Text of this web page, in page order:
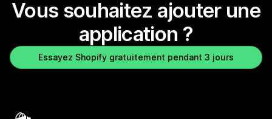
Vous souhaitez ajouter une
application ?
Essayez Shopify gratuitement pendant 3 jours